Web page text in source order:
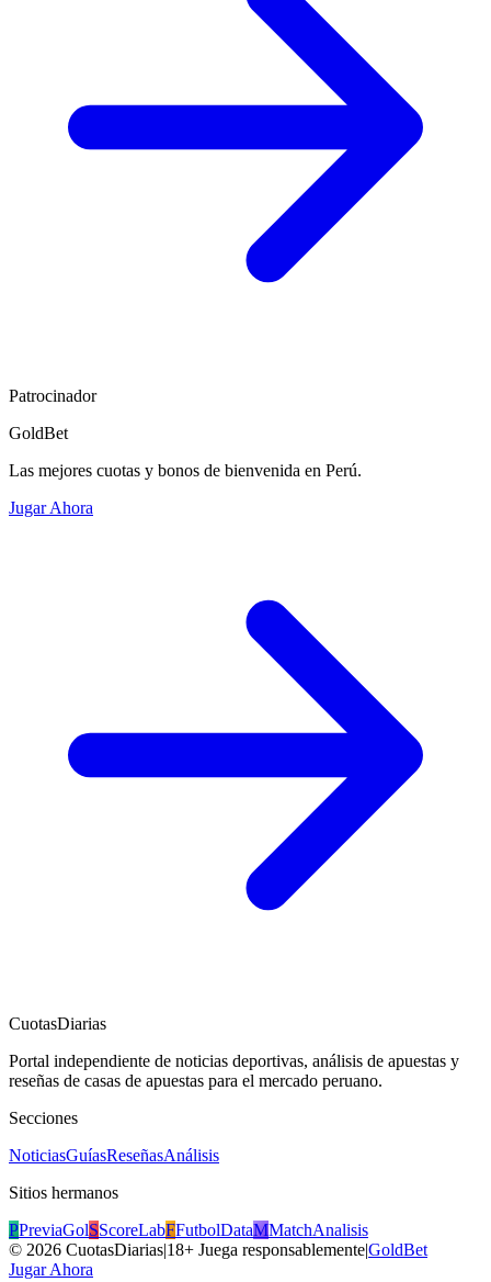
Patrocinador
GoldBet
Las mejores cuotas y bonos de bienvenida en Perú.
Jugar Ahora
CuotasDiarias
Portal independiente de noticias deportivas, análisis de apuestas y
reseñas de casas de apuestas para el mercado peruano.
Secciones
NoticiasGuíasReseñasAnálisis
Sitios hermanos
PPreviaGolSScoreLabFFutbolDataMMatchAnalisis
© 2026 CuotasDiarias|18+ Juega responsablemente|GoldBet
Jugar Ahora